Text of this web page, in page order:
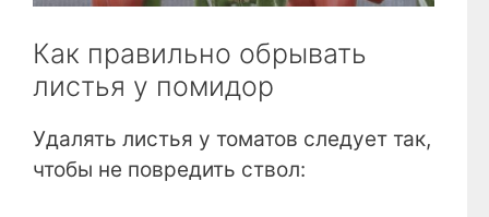
Как правильно обрывать
листья у помидор
Удалять листья у томатов следует так,
чтобы не повредить ствол: